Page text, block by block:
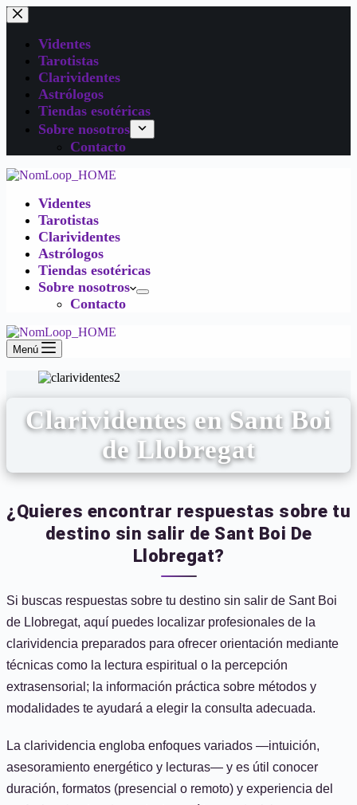
Videntes
Tarotistas
Clarividentes
Astrólogos
Tiendas esotéricas
Sobre nosotros
Contacto
Videntes
Tarotistas
Clarividentes
Astrólogos
Tiendas esotéricas
Sobre nosotros
Contacto
Menú
Clarividentes en Sant Boi
de Llobregat
¿Quieres encontrar respuestas sobre tu
destino sin salir de Sant Boi De
Llobregat?
Si buscas respuestas sobre tu destino sin salir de Sant Boi
de Llobregat, aquí puedes localizar profesionales de la
clarividencia preparados para ofrecer orientación mediante
técnicas como la lectura espiritual o la percepción
extrasensorial; la información práctica sobre métodos y
modalidades te ayudará a elegir la consulta adecuada.
La clarividencia engloba enfoques variados —intuición,
asesoramiento energético y lecturas— y es útil conocer
duración, formatos (presencial o remoto) y experiencia del